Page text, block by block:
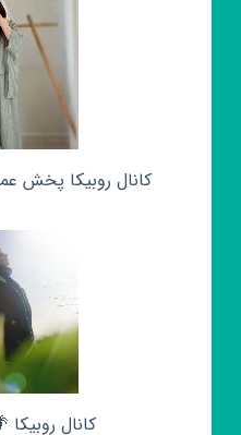
کانال روبیکا پخش
کانال